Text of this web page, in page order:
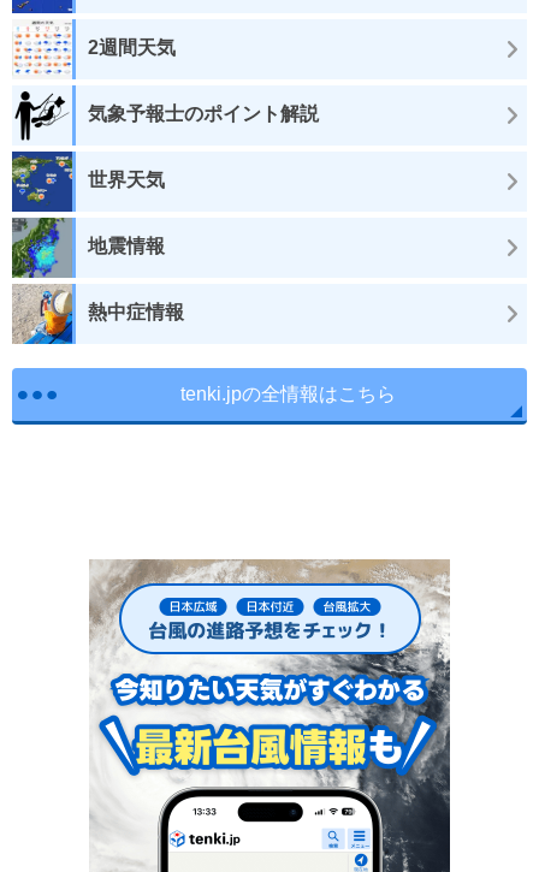
2週間天気
気象予報士のポイント解説
世界天気
地震情報
熱中症情報
tenki.jpの全情報はこちら